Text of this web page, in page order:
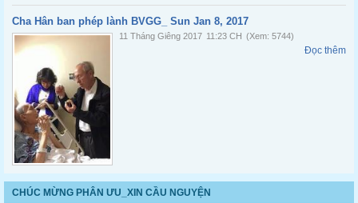
Cha Hân ban phép lành BVGG_ Sun Jan 8, 2017
11 Tháng Giêng 2017 11:23 CH (Xem: 5744)
Đọc thêm
CHÚC MỪNG PHÂN ƯU_XIN CẦU NGUYỆN